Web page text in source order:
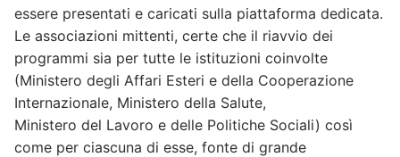
essere presentati e caricati sulla piattaforma dedicata.
Le associazioni mittenti, certe che il riavvio dei
programmi sia per tutte le istituzioni coinvolte
(Ministero degli Affari Esteri e della Cooperazione
Internazionale, Ministero della Salute,
Ministero del Lavoro e delle Politiche Sociali) così
come per ciascuna di esse, fonte di grande